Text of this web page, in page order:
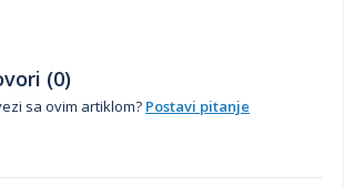
(0)
sa ovim artiklom? Postavi pitanje